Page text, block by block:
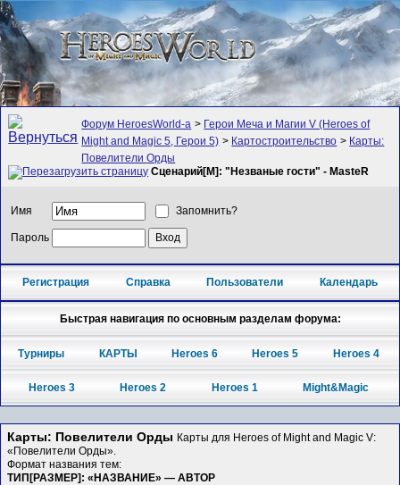
Форум HeroesWorld-а > Герои Меча и Магии V (Heroes of
Might and Magic 5, Герои 5) > Картостроительство > Карты:
Повелители Орды
Сценарий[M]: "Незваные гости" - MasteR
Имя Запомнить?
Пароль
Регистрация Справка Пользователи Календарь
Быстрая навигация по основным разделам форума:
Турниры КАРТЫ Heroes 6 Heroes 5 Heroes 4
Heroes 3 Heroes 2 Heroes 1 Might&Magic
Карты: Повелители Орды Карты для Heroes of Might and Magic V:
«Повелители Орды».
Формат названия тем:
ТИП[РАЗМЕР]: «НАЗВАНИЕ» — АВТОР